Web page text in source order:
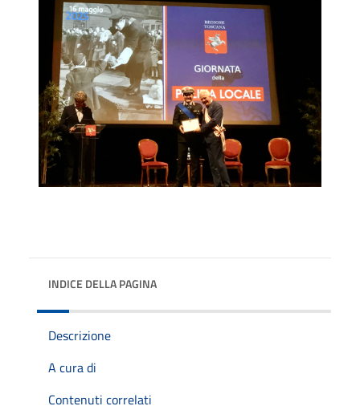
INDICE DELLA PAGINA
Descrizione
A cura di
Contenuti correlati